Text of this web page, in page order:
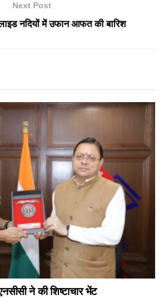
Next Post
नदियों में उफान आफत की बारिश
ने की शिष्टाचार भेंट